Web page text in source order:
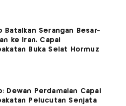
Batalkan Serangan Besar-
ke Iran, Capai
Buka Selat Hormuz
Dewan Perdamaian Capai
Pelucutan Senjata